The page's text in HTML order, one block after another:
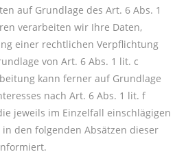
auf Grundlage des Art. 6 Abs. 1
verarbeiten wir Ihre Daten,
einer rechtlichen Verpflichtung
von Art. 6 Abs. 1 lit. c
kann ferner auf Grundlage
nach Art. 6 Abs. 1 lit. f
jeweils im Einzelfall einschlägigen
den folgenden Absätzen dieser